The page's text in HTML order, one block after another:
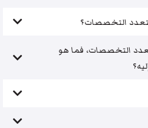
التخصصات؟
التخصصات، فما هو